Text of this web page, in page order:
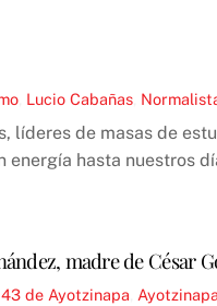
Lucio Cabañas
líderes de masas de
energía hasta nuestros
madre de César
43 de Ayotzinapa Ayotzinapa